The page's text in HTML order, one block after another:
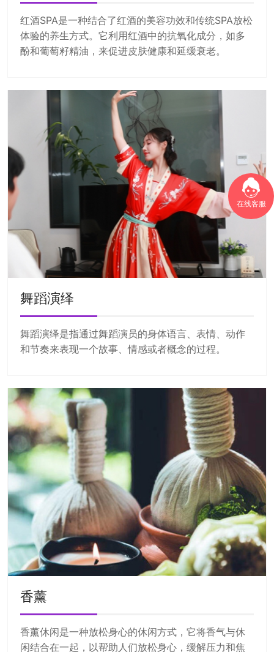
在线客服
红酒SPA是一种结合了红酒的美容功效和传统SPA放松
体验的养生方式。它利用红酒中的抗氧化成分，如多
酚和葡萄籽精油，来促进皮肤健康和延缓衰老。
舞蹈演绎
舞蹈演绎是指通过舞蹈演员的身体语言、表情、动作
和节奏来表现一个故事、情感或者概念的过程。
香薰
香薰休闲是一种放松身心的休闲方式，它将香气与休
闲结合在一起，以帮助人们放松身心，缓解压力和焦